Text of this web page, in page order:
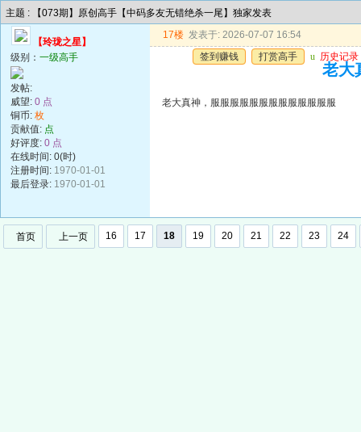
主题 : 【073期】原创高手【中码多友无错绝杀一尾】独家发表
【玲珑之星】
级别： 一级高手
发帖:
威望: 0 点
铜币: 枚
贡献值: 点
好评度: 0 点
在线时间: 0(时)
注册时间: 1970-01-01
最后登录: 1970-01-01
17楼 发表于: 2026-07-07 16:54
签到赚钱
打赏高手 u 历史记录
老大
老大真神，服服服服服服服服服服服服服
首页 上一页 16 17 18 19 20 21 22 23 24